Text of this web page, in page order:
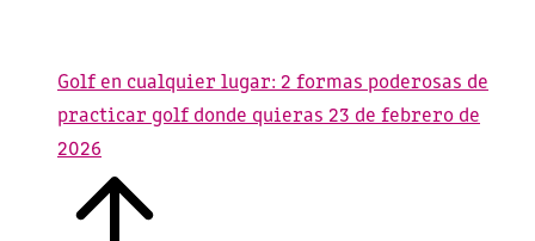
Golf en cualquier lugar: 2 formas poderosas de
practicar golf donde quieras 23 de febrero de
2026